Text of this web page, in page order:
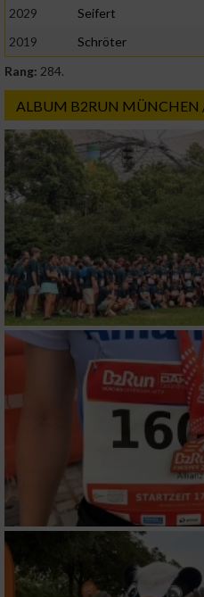
2029
Seifert
2019
Schröter
Rang: 284.
ALBUM B2RUN MÜNCHEN
Verwendung reduzierter
von Inhalten
IAB-Besonderheiten:
Verwendung genauer
Geräte anhand von aktiv
Informationen identifizieren
Nicht-IAB-Verarbeitungszwecke:
Notwendig
Performance
Funktional